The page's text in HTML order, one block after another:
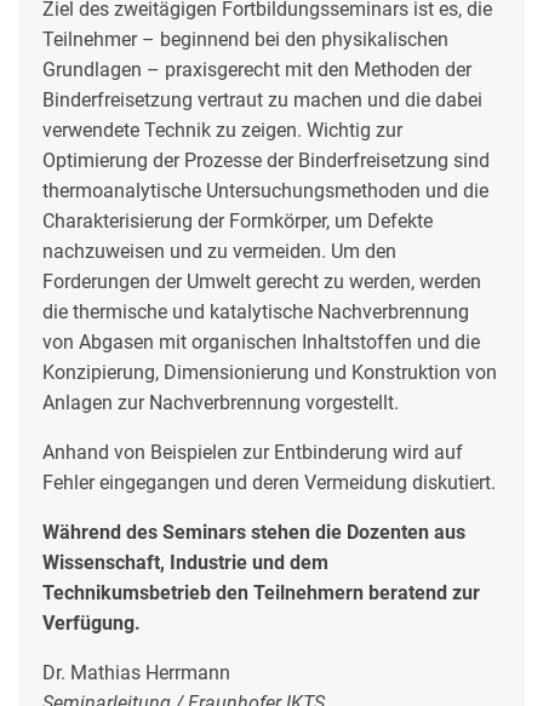
Ziel des zweitägigen Fortbildungsseminars ist es, die
Teilnehmer – beginnend bei den physikalischen
Grundlagen – praxisgerecht mit den Methoden der
Binderfreisetzung vertraut zu machen und die dabei
verwendete Technik zu zeigen. Wichtig zur
Optimierung der Prozesse der Binderfreisetzung sind
thermoanalytische Untersuchungsmethoden und die
Charakterisierung der Formkörper, um Defekte
nachzuweisen und zu vermeiden. Um den
Forderungen der Umwelt gerecht zu werden, werden
die thermische und katalytische Nachverbrennung
von Abgasen mit organischen Inhaltstoffen und die
Konzipierung, Dimensionierung und Konstruktion von
Anlagen zur Nachverbrennung vorgestellt.
Anhand von Beispielen zur Entbinderung wird auf
Fehler eingegangen und deren Vermeidung diskutiert.
Während des Seminars stehen die Dozenten aus
Wissenschaft, Industrie und dem
Technikumsbetrieb den Teilnehmern beratend zur
Verfügung.
Dr. Mathias Herrmann